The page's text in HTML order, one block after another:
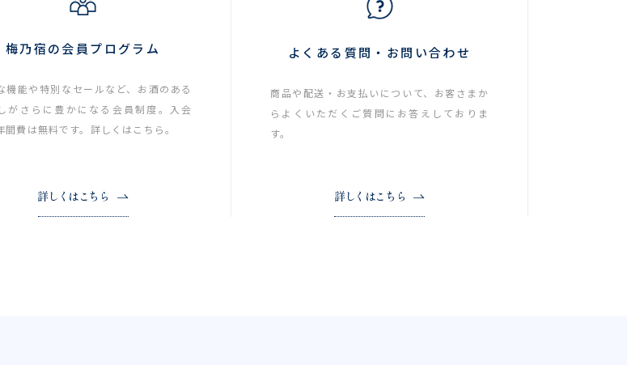
梅乃宿の会員プログラム
機能や特別なセールなど、お酒のある
がさらに豊かになる会員制度。入会
間費は無料です。詳しくはこちら。
詳しくはこちら
よくある質問・お問い合わせ
商品や配送・お支払いについて、お客さまか
らよくいただくご質問にお答えしておりま
す。
詳しくはこちら